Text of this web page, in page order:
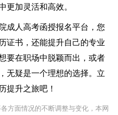
更加灵活和高效。
成人高考函授报名平台，您
证书，还能提升自己的专业
要在职场中脱颖而出，或者
无疑是一个理想的选择。立
提升之旅吧！
方面情况的不断调整与变化，本网